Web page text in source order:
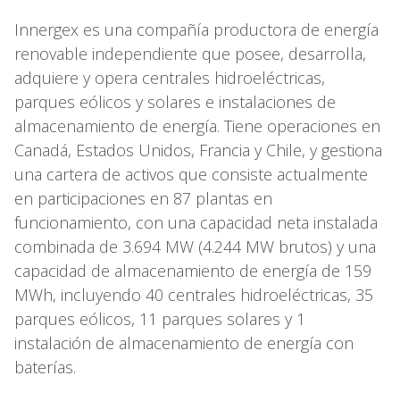
Innergex es una compañía productora de energía
renovable independiente que posee, desarrolla,
adquiere y opera centrales hidroeléctricas,
parques eólicos y solares e instalaciones de
almacenamiento de energía. Tiene operaciones en
Canadá, Estados Unidos, Francia y Chile, y gestiona
una cartera de activos que consiste actualmente
en participaciones en 87 plantas en
funcionamiento, con una capacidad neta instalada
combinada de 3.694 MW (4.244 MW brutos) y una
capacidad de almacenamiento de energía de 159
MWh, incluyendo 40 centrales hidroeléctricas, 35
parques eólicos, 11 parques solares y 1
instalación de almacenamiento de energía con
baterías.